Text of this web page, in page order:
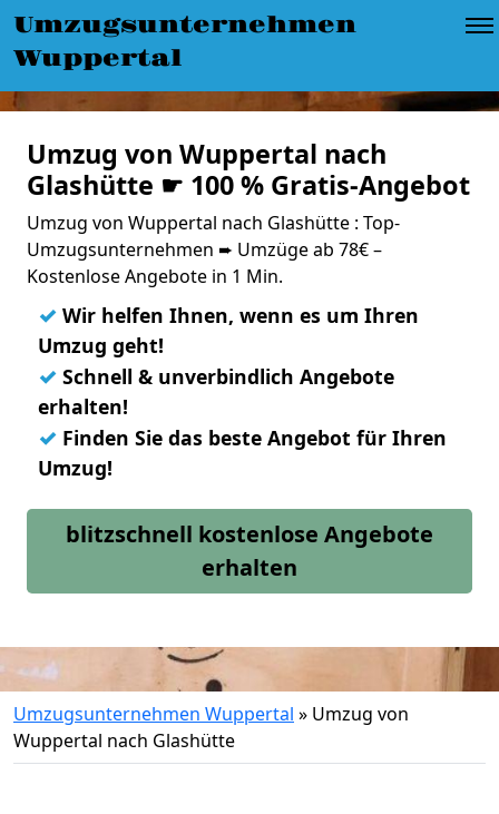
Umzugsunternehmen
Wuppertal
Umzug von Wuppertal nach
Glashütte ☛ 100 % Gratis-Angebot
Umzug von Wuppertal nach Glashütte : Top-
Umzugsunternehmen ➨ Umzüge ab 78€ –
Kostenlose Angebote in 1 Min.
✓ Wir helfen Ihnen, wenn es um Ihren
Umzug geht!
✓ Schnell & unverbindlich Angebote
erhalten!
✓ Finden Sie das beste Angebot für Ihren
Umzug!
blitzschnell kostenlose Angebote
erhalten
Umzugsunternehmen Wuppertal » Umzug von
Wuppertal nach Glashütte